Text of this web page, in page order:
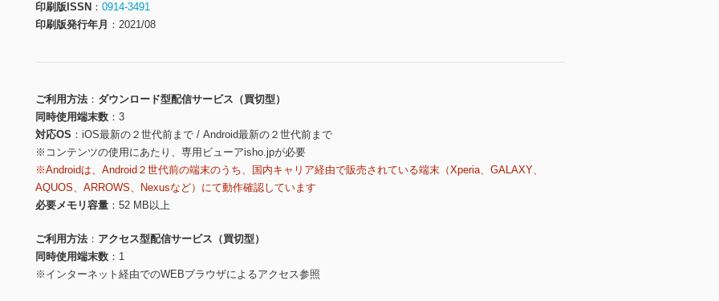
印刷版ISSN
0914-3491
印刷版発行年月
2021/08
ご利用方法
ダウンロード型配信サービス（買切型）
同時使用端末数
3
対応OS
iOS最新の２世代前まで / Android最新の２世代前まで
※コンテンツの使用にあたり、専用ビューアisho.jpが必要
※Androidは、Android２世代前の端末のうち、国内キャリア経由で販売されている端末（Xperia、GALAXY、
AQUOS、ARROWS、Nexusなど）にて動作確認しています
必要メモリ容量
52 MB以上
ご利用方法
アクセス型配信サービス（買切型）
同時使用端末数
1
※インターネット経由でのWEBブラウザによるアクセス参照